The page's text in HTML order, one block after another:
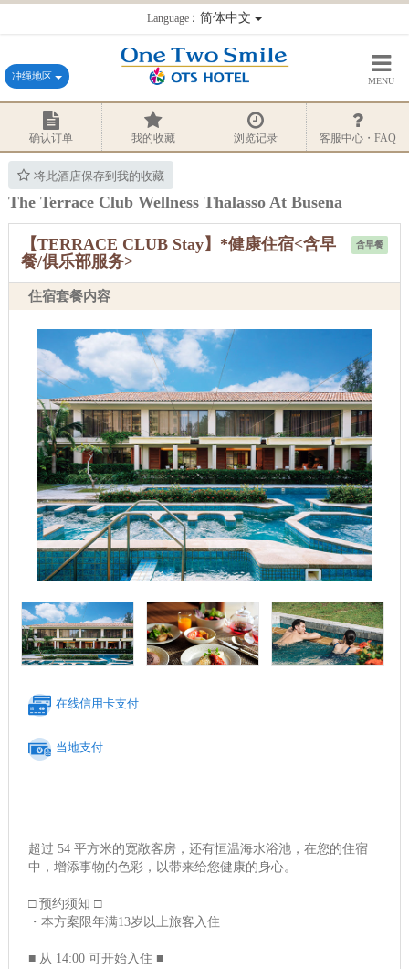
Language：简体中文
冲绳地区 MENU
确认订单 我的收藏 浏览记录 客服中心・FAQ
将此酒店保存到我的收藏
The Terrace Club Wellness Thalasso At Busena
含早餐
【TERRACE CLUB Stay】*健康住宿<含早
餐/俱乐部服务>
住宿套餐内容
在线信用卡支付
当地支付
超过 54 平方米的宽敞客房，还有恒温海水浴池，在您的住宿
中，增添事物的色彩，以带来给您健康的身心。
□ 预约须知 □
・本方案限年满13岁以上旅客入住
■ 从 14:00 可开始入住 ■